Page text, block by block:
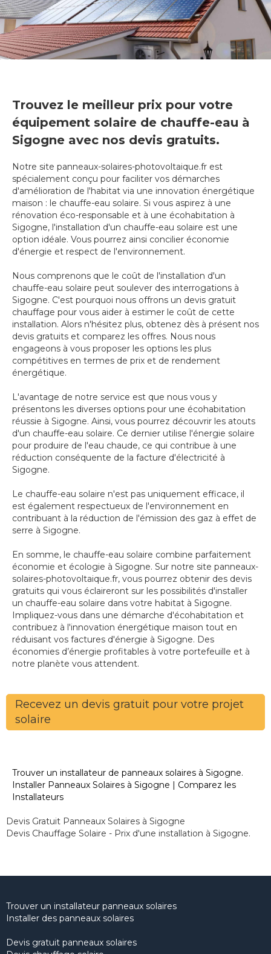
Trouvez le meilleur prix pour votre
équipement solaire de chauffe-eau à
Sigogne avec nos devis gratuits.
Notre site panneaux-solaires-photovoltaique.fr est
spécialement conçu pour faciliter vos démarches
d'amélioration de l'habitat via une innovation énergétique
maison : le chauffe-eau solaire. Si vous aspirez à une
rénovation éco-responsable et à une écohabitation à
Sigogne, l'installation d'un chauffe-eau solaire est une
option idéale. Vous pourrez ainsi concilier économie
d'énergie et respect de l'environnement.
Nous comprenons que le coût de l'installation d'un
chauffe-eau solaire peut soulever des interrogations à
Sigogne. C'est pourquoi nous offrons un devis gratuit
chauffage pour vous aider à estimer le coût de cette
installation. Alors n'hésitez plus, obtenez dès à présent nos
devis gratuits et comparez les offres. Nous nous
engageons à vous proposer les options les plus
compétitives en termes de prix et de rendement
énergétique.
L'avantage de notre service est que nous vous y
présentons les diverses options pour une écohabitation
réussie à Sigogne. Ainsi, vous pourrez découvrir les atouts
d'un chauffe-eau solaire. Ce dernier utilise l'énergie solaire
pour produire de l'eau chaude, ce qui contribue à une
réduction conséquente de la facture d'électricité à
Sigogne.
Le chauffe-eau solaire n'est pas uniquement efficace, il
est également respectueux de l'environnement en
contribuant à la réduction de l'émission des gaz à effet de
serre à Sigogne.
En somme, le chauffe-eau solaire combine parfaitement
économie et écologie à Sigogne. Sur notre site panneaux-
solaires-photovoltaique.fr, vous pourrez obtenir des devis
gratuits qui vous éclaireront sur les possibilités d'installer
un chauffe-eau solaire dans votre habitat à Sigogne.
Impliquez-vous dans une démarche d'écohabitation et
contribuez à l'innovation énergétique maison tout en
réduisant vos factures d'énergie à Sigogne. Des
économies d’énergie profitables à votre portefeuille et à
notre planète vous attendent.
Recevez un devis gratuit pour votre projet
solaire
Trouver un installateur de panneaux solaires à Sigogne.
Installer Panneaux Solaires à Sigogne | Comparez les
Installateurs
Devis Gratuit Panneaux Solaires à Sigogne
Devis Chauffage Solaire - Prix d'une installation à Sigogne.
Trouver un installateur panneaux solaires
Installer des panneaux solaires
Devis gratuit panneaux solaires